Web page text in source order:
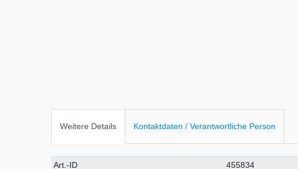
Weitere Details Kontaktdaten / Verantwortliche Person
Technisches
Wert
Art.-ID
455834